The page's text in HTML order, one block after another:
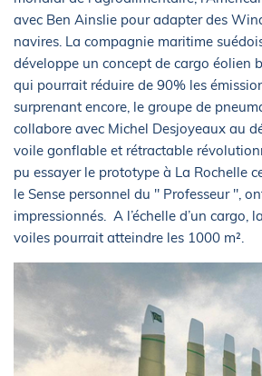
avec Ben Ainslie pour adapter des
navires. La compagnie maritime
développe un concept de cargo éolien
qui pourrait réduire de 90% les
surprenant encore, le groupe de
collabore avec Michel Desjoyeaux au
voile gonflable et rétractable
pu essayer le prototype à La Rochelle
le Sense personnel du " Professeur ",
impressionnés. A l’échelle d’un cargo,
voiles pourrait atteindre les 1000 m².